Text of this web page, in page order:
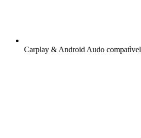
Carplay & Android Audo compatìvel